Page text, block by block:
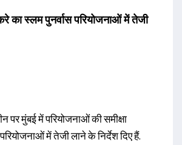
का स्लम पुनर्वास परियोजनाओं में तेजी
पर मुंबई में परियोजनाओं की समीक्षा
में तेजी लाने के निर्देश दिए हैं.